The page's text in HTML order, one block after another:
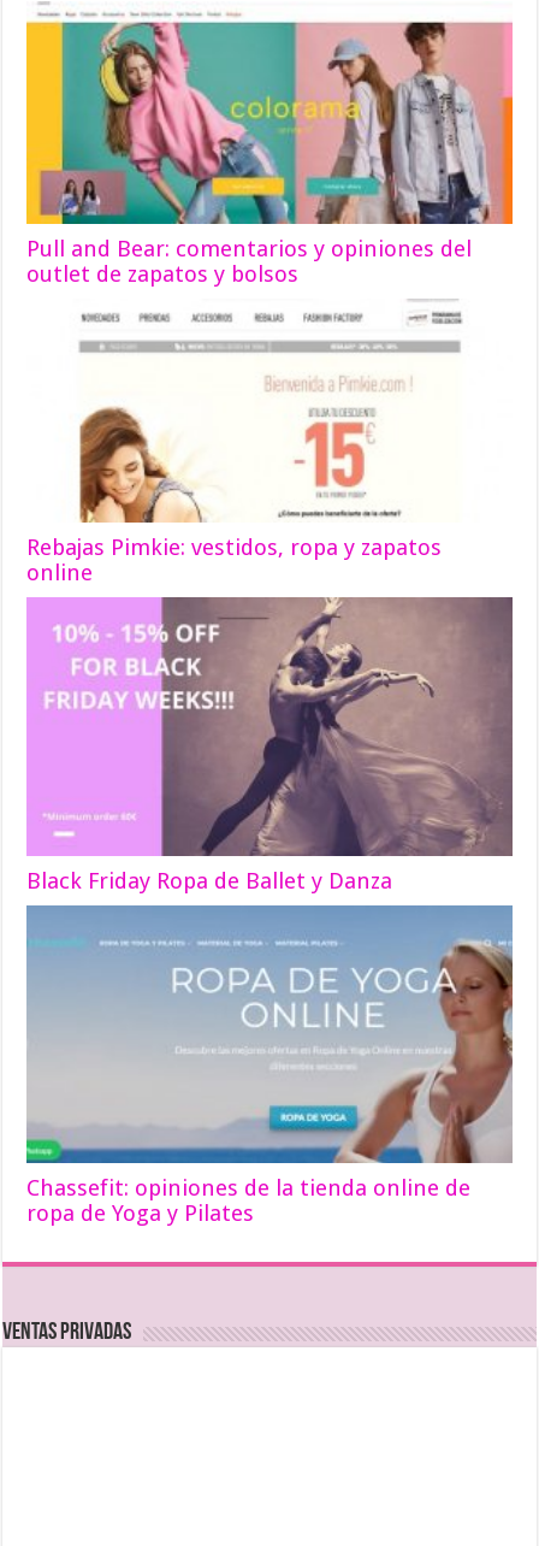
Pull and Bear: comentarios y opiniones del
outlet de zapatos y bolsos
Rebajas Pimkie: vestidos, ropa y zapatos
online
Black Friday Ropa de Ballet y Danza
Chassefit: opiniones de la tienda online de
ropa de Yoga y Pilates
Ventas Privadas